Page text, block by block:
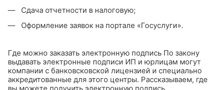
Сдача отчетности в налоговую;
Оформление заявок на портале «Госуслуги».
Где можно заказать электронную подпись По закону
выдавать электронные подписи ИП и юрлицам могут
компании с банковсковской лицензией и специально
аккредитованные для этого центры. Рассказываем, где